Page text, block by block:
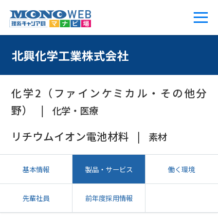
北興化学工業株式会社
化学2（ファインケミカル・その他分
野）
化学・医療
リチウムイオン電池材料 素材
基本情報 製品・サービス 働く環境
先輩社員 前年度採用情報